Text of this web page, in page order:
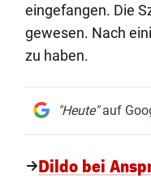
eingefangen. Die
gewesen. Nach
zu haben.
"Heute"auf
Dildo bei